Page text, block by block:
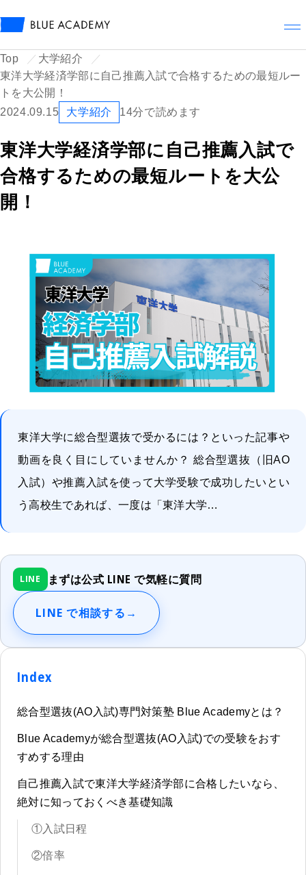
Top
大学紹介
東洋大学経済学部に自己推薦入試で合格するための最短ルー
トを大公開！
2024.09.15
大学紹介 14分で読めます
東洋大学経済学部に自己推薦入試で
合格するための最短ルートを大公
開！
東洋大学に総合型選抜で受かるには？といった記事や
動画を良く目にしていませんか？ 総合型選抜（旧AO
入試）や推薦入試を使って大学受験で成功したいとい
う高校生であれば、一度は「東洋大学…
LINE まずは公式 LINE で気軽に質問
LINE で相談する →
Index
総合型選抜(AO入試)専門対策塾 Blue Academyとは？
Blue Academyが総合型選抜(AO入試)での受験をおす
すめする理由
自己推薦入試で東洋大学経済学部に合格したいなら、
絶対に知っておくべき基礎知識
①入試日程
②倍率